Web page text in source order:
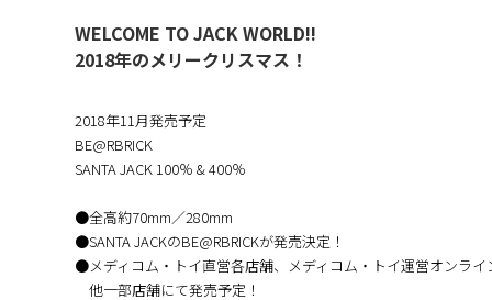
WELCOME TO JACK WORLD!!
2018年のメリークリスマス！
2018年11月発売予定
BE@RBRICK
SANTA JACK 100％ & 400％
●全高約70mm／280mm
●SANTA JACKのBE@RBRICKが発売決定！
●メディコム・トイ直営各店舗、メディコム・トイ運営オンライ
他一部店舗にて発売予定！